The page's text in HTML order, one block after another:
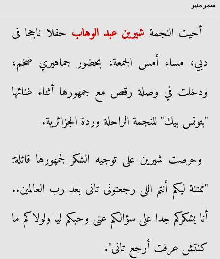
سمر منير
أحيت النجمة شيرين عبد الوهاب حفلا ناجحا فى
دبي، مساء أمس الجمعة، بحضور جماهيري ضخم،
ودخلت في وصلة رقص مع جمهورها أثناء غنائها
"بتونس بيك" للنجمة الراحلة وردة الجزائرية.
وحرصت شيرين على توجيه الشكر لجمهورها قائلة:
"ممتنة ليكم أنتم اللى رجعتونى تانى بعد رب العالمين..
أنا بشكركم جدا على سؤالكم عنى وحبكم ليا ولولاكم ما
كنتش عرفت أرجع تانى".